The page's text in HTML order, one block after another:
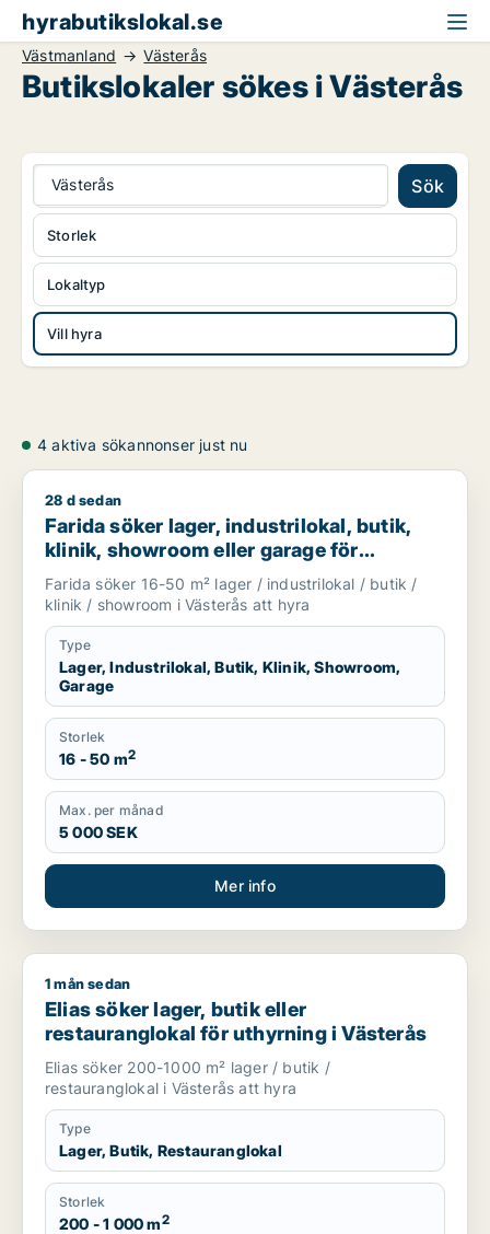
hyrabutikslokal.se
Västmanland Västerås
Butikslokaler sökes i Västerås
Västerås Sök
Lokaltyp
Vill hyra
Storlek
4 aktiva sökannonser just nu
Farida söker lager, industrilokal, butik, klinik, showroom
28 d sedan
Farida söker lager, industrilokal, butik,
klinik, showroom eller garage för
uthyrning i Västerås
Farida söker 16-50 m² lager / industrilokal / butik /
klinik / showroom i Västerås att hyra
Type
Lager, Industrilokal, Butik, Klinik, Showroom,
Garage
Storlek
16 - 50 m2
Max. per månad
5 000 SEK
Mer info
Elias söker lager, butik eller restauranglokal för uthyrning i
1 mån sedan
Elias söker lager, butik eller
restauranglokal för uthyrning i Västerås
Elias söker 200-1000 m² lager / butik /
restauranglokal i Västerås att hyra
Type
Lager, Butik, Restauranglokal
Storlek
200 - 1 000 m2